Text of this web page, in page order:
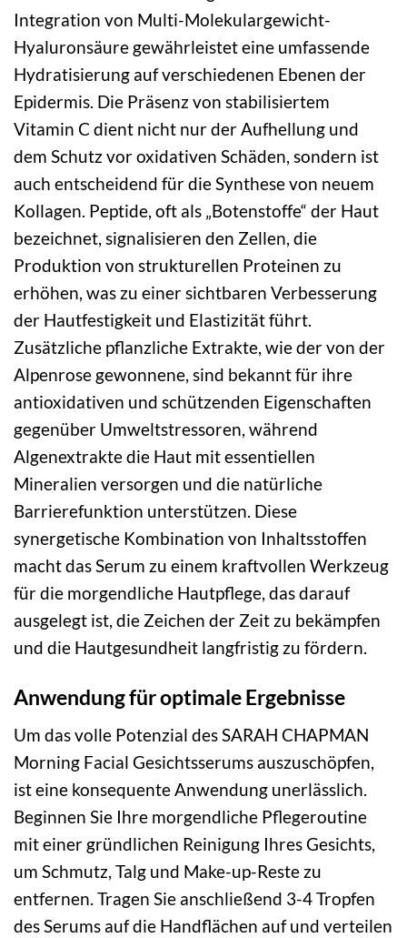
Integration von Multi-Molekulargewicht-
Hyaluronsäure gewährleistet eine umfassende
Hydratisierung auf verschiedenen Ebenen der
Epidermis. Die Präsenz von stabilisiertem
Vitamin C dient nicht nur der Aufhellung und
dem Schutz vor oxidativen Schäden, sondern ist
auch entscheidend für die Synthese von neuem
Kollagen. Peptide, oft als „Botenstoffe“ der Haut
bezeichnet, signalisieren den Zellen, die
Produktion von strukturellen Proteinen zu
erhöhen, was zu einer sichtbaren Verbesserung
der Hautfestigkeit und Elastizität führt.
Zusätzliche pflanzliche Extrakte, wie der von der
Alpenrose gewonnene, sind bekannt für ihre
antioxidativen und schützenden Eigenschaften
gegenüber Umweltstressoren, während
Algenextrakte die Haut mit essentiellen
Mineralien versorgen und die natürliche
Barrierefunktion unterstützen. Diese
synergetische Kombination von Inhaltsstoffen
macht das Serum zu einem kraftvollen Werkzeug
für die morgendliche Hautpflege, das darauf
ausgelegt ist, die Zeichen der Zeit zu bekämpfen
und die Hautgesundheit langfristig zu fördern.
Anwendung für optimale Ergebnisse
Um das volle Potenzial des SARAH CHAPMAN
Morning Facial Gesichtsserums auszuschöpfen,
ist eine konsequente Anwendung unerlässlich.
Beginnen Sie Ihre morgendliche Pflegeroutine
mit einer gründlichen Reinigung Ihres Gesichts,
um Schmutz, Talg und Make-up-Reste zu
entfernen. Tragen Sie anschließend 3-4 Tropfen
des Serums auf die Handflächen auf und verteilen